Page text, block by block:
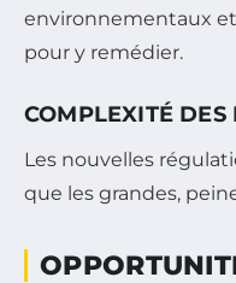
environnementaux
pour y remédier.
COMPLEXITÉ DES
Les nouvelles
que les grandes,